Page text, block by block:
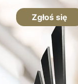
Zgłoś się